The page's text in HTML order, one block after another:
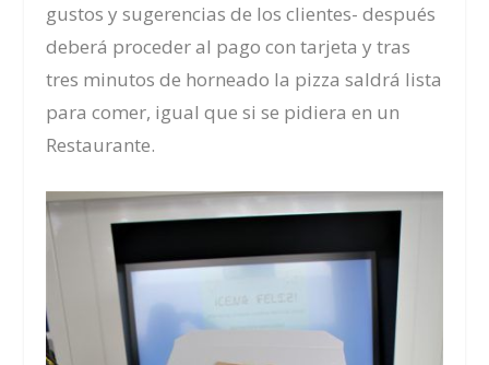
gustos y sugerencias de los clientes- después
deberá proceder al pago con tarjeta y tras
tres minutos de horneado la pizza saldrá lista
para comer, igual que si se pidiera en un
Restaurante.